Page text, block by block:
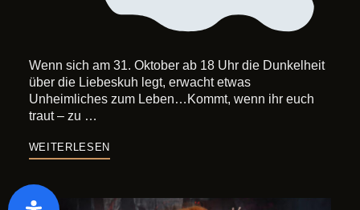
Wenn sich am 31. Oktober ab 18 Uhr die Dunkelheit
über die Liebeskuh legt, erwacht etwas
Unheimliches zum Leben…Kommt, wenn ihr euch
traut – zu …
WEITERLESEN